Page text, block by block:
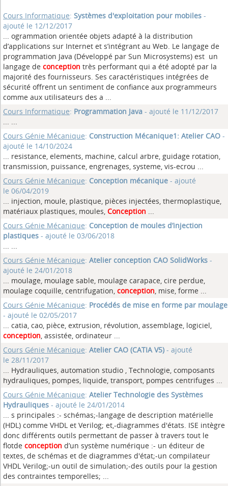
Cours Informatique: Systèmes d'exploitation pour mobiles -
ajouté le 12/12/2017
... ogrammation orientée objets adapté à la distribution
d’applications sur Internet et s’intégrant au Web. Le langage de
programmation Java (Développé par Sun Microsystems) est un
langage de conception très performant qui a été adopté par la
majorité des fournisseurs. Ses caractéristiques intégrées de
sécurité offrent un sentiment de confiance aux programmeurs
comme aux utilisateurs des a ...
Cours Informatique: Programmation Java - ajouté le 11/12/2017
... ...
Cours Génie Mécanique: Construction Mécanique1: Atelier CAO -
ajouté le 14/10/2024
... resistance, elements, machine, calcul arbre, guidage rotation,
transmission, puissance, engrenages, systeme, vis-ecrou ...
Cours Génie Mécanique: Conception mécanique - ajouté
le 06/04/2019
... injection, moule, plastique, pièces injectées, thermoplastique,
matériaux plastiques, moules, Conception ...
Cours Génie Mécanique: Conception de moules d’injection
plastiques - ajouté le 03/06/2018
... ...
Cours Génie Mécanique: Atelier conception CAO SolidWorks -
ajouté le 24/01/2018
... moulage, moulage sable, moulage carapace, cire perdue,
moulage coquille, centrifugation, conception, mise, forme ...
Cours Génie Mécanique: Procédés de mise en forme par moulage
- ajouté le 02/05/2017
... catia, cao, pièce, extrusion, révolution, assemblage, logiciel,
conception, assistée, ordinateur ...
Cours Génie Mécanique: Atelier CAO (CATIA V5) - ajouté
le 28/11/2017
... Hydrauliques, automation studio , Technologie, composants
hydrauliques, pompes, liquide, transport, pompes centrifuges ...
Cours Génie Mécanique: Atelier Technologie des Systèmes
Hydrauliques - ajouté le 24/01/2014
... s principales :- schémas;-langage de description matérielle
(HDL) comme VHDL et Verilog; et,-diagrammes d'états. ISE intègre
donc différents outils permettant de passer à travers tout le
flotde conception d’un système numérique :- un éditeur de
textes, de schémas et de diagrammes d'état;-un compilateur
VHDL Verilog;-un outil de simulation;-des outils pour la gestion
des contraintes temporelles; ...